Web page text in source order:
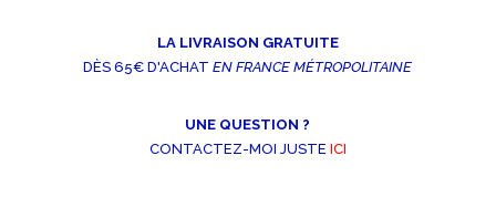
LA LIVRAISON GRATUITE
DÈS 65€ D'ACHATEN FRANCE MÉTROPOLITAINE
UNE QUESTION ?
CONTACTEZ-MOI JUSTE ICI